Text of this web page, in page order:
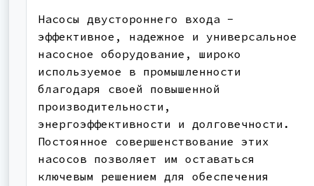
Насосы двустороннего входа -
эффективное, надежное и универсальное
насосное оборудование, широко
используемое в промышленности
благодаря своей повышенной
производительности,
энергоэффективности и долговечности.
Постоянное совершенствование этих
насосов позволяет им оставаться
ключевым решением для обеспечения